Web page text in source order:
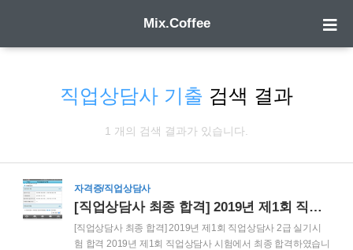
Mix.Coffee
직업상담사 기출 검색 결과
1 개의 검색 결과가 있습니다.
자격증/직업상담사
[직업상담사 최종 합격] 2019년 제1회 직업상담사 2급 실기시험 합격
[직업상담사 최종 합격] 2019년 제1회 직업상담사 2급 실기시
험 합격 2019년 제1회 직업상담사 시험에서 최종 합격하였습니